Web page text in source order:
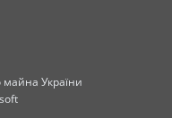
України